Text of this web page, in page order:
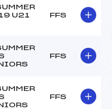
U21
FFS
FFS
FFS